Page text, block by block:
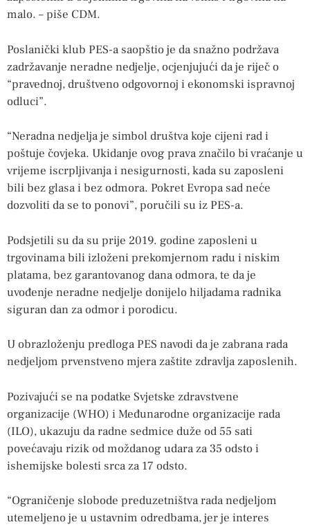
malo. – piše CDM.
Poslanički klub PES-a saopštio je da snažno podržava
zadržavanje neradne nedjelje, ocjenjujući da je riječ o
“pravednoj, društveno odgovornoj i ekonomski ispravnoj
odluci”.
“Neradna nedjelja je simbol društva koje cijeni rad i
poštuje čovjeka. Ukidanje ovog prava značilo bi vraćanje u
vrijeme iscrpljivanja i nesigurnosti, kada su zaposleni
bili bez glasa i bez odmora. Pokret Evropa sad neće
dozvoliti da se to ponovi”, poručili su iz PES-a.
Podsjetili su da su prije 2019. godine zaposleni u
trgovinama bili izloženi prekomjernom radu i niskim
platama, bez garantovanog dana odmora, te da je
uvođenje neradne nedjelje donijelo hiljadama radnika
siguran dan za odmor i porodicu.
U obrazloženju predloga PES navodi da je zabrana rada
nedjeljom prvenstveno mjera zaštite zdravlja zaposlenih.
Pozivajući se na podatke Svjetske zdravstvene
organizacije (WHO) i Međunarodne organizacije rada
(ILO), ukazuju da radne sedmice duže od 55 sati
povećavaju rizik od moždanog udara za 35 odsto i
ishemijske bolesti srca za 17 odsto.
“Ograničenje slobode preduzetništva rada nedjeljom
utemeljeno je u ustavnim odredbama, jer je interes